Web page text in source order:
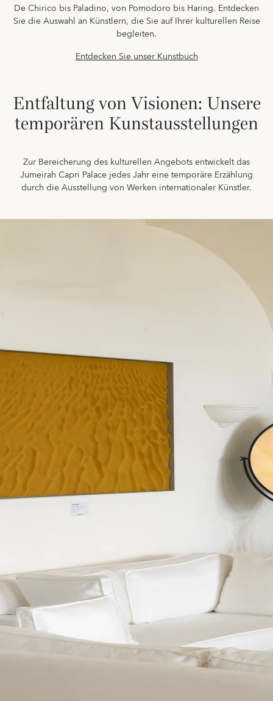
De Chirico bis Paladino, von Pomodoro bis Haring. Entdecken
Sie die Auswahl an Künstlern, die Sie auf Ihrer kulturellen Reise
begleiten.
Entdecken Sie unser Kunstbuch
Entfaltung von Visionen: Unsere
temporären Kunstausstellungen
Zur Bereicherung des kulturellen Angebots entwickelt das
Jumeirah Capri Palace jedes Jahr eine temporäre Erzählung
durch die Ausstellung von Werken internationaler Künstler.